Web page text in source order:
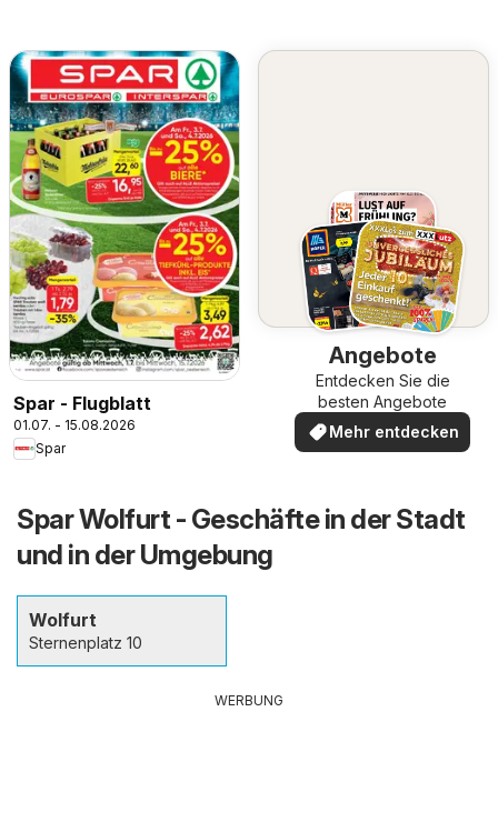
Spar - Flugblatt
01.07. - 15.08.2026
Spar
Angebote
Entdecken Sie die
besten Angebote
Mehr entdecken
Spar Wolfurt - Geschäfte in der Stadt
und in der Umgebung
Wolfurt
Sternenplatz 10
WERBUNG